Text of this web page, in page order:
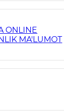
ONLINE
MA'LUMOT